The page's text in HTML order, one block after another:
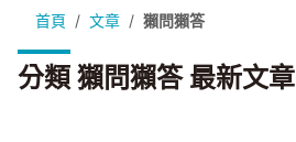
首頁 文章 獺問獺答
分類 獺問獺答 最新文章